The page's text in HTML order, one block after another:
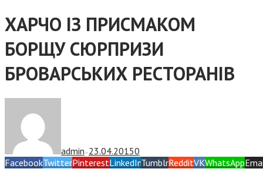
ХАРЧО ІЗ ПРИСМАКОМ
БОРЩУ СЮРПРИЗИ
БРОВАРСЬКИХ РЕСТОРАНІВ
admin — 23.04.20150
FacebookTwitterPinterestLinkedInTumblrRedditVKWhatsApp